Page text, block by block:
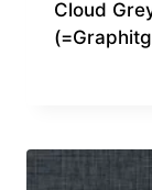
Cloud